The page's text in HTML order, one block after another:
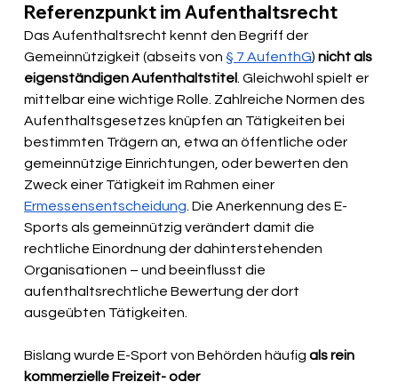
Referenzpunkt im Aufenthaltsrecht
Das Aufenthaltsrecht kennt den Begriff der
Gemeinnützigkeit (abseits von § 7 AufenthG) nicht als
eigenständigen Aufenthaltstitel . Gleichwohl spielt er
mittelbar eine wichtige Rolle. Zahlreiche Normen des
Aufenthaltsgesetzes knüpfen an Tätigkeiten bei
bestimmten Trägern an, etwa an öffentliche oder
gemeinnützige Einrichtungen, oder bewerten den
Zweck einer Tätigkeit im Rahmen einer
Ermessensentscheidung . Die Anerkennung des E-
Sports als gemeinnützig verändert damit die
rechtliche Einordnung der dahinterstehenden
Organisationen – und beeinflusst die
aufenthaltsrechtliche Bewertung der dort
ausgeübten Tätigkeiten.
Bislang wurde E-Sport von Behörden häufig als rein
kommerzielle Freizeit- oder